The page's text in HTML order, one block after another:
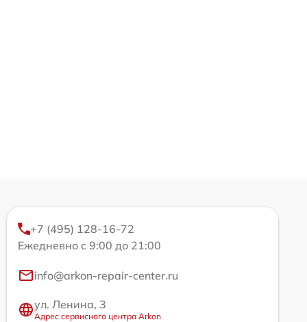
+7 (495) 128-16-72
Ежедневно с 9:00 до 21:00
info@arkon-repair-center.ru
ул. Ленина, 3
Адрес сервисного центра Arkon